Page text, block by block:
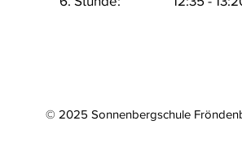
© 2025 Sonnenbergschule